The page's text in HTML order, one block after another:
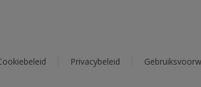
Privacybeleid